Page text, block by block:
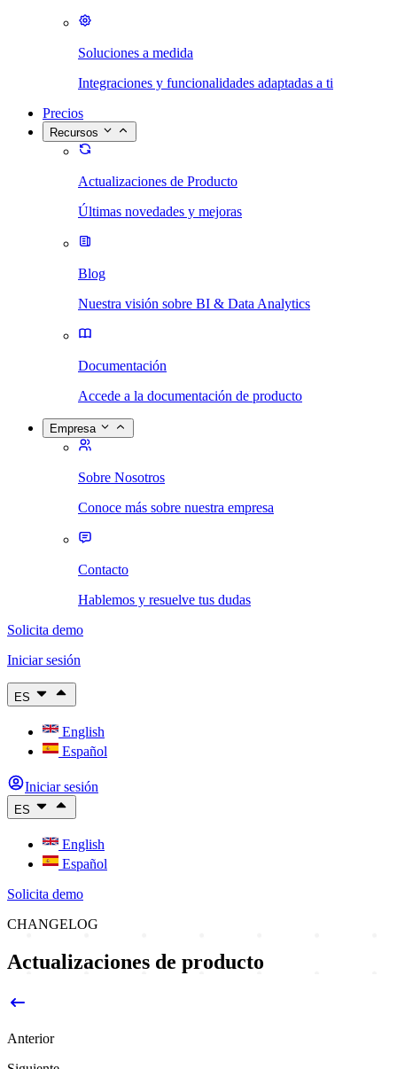
Soluciones a medida
Integraciones y funcionalidades adaptadas a ti
Precios
Recursos
Actualizaciones de Producto
Últimas novedades y mejoras
Blog
Nuestra visión sobre BI & Data Analytics
Documentación
Accede a la documentación de producto
Empresa
Sobre Nosotros
Conoce más sobre nuestra empresa
Contacto
Hablemos y resuelve tus dudas
Solicita demo
Iniciar sesión
ES
English
Español
Iniciar sesión
ES
English
Español
Solicita demo
CHANGELOG
Actualizaciones de producto
Anterior